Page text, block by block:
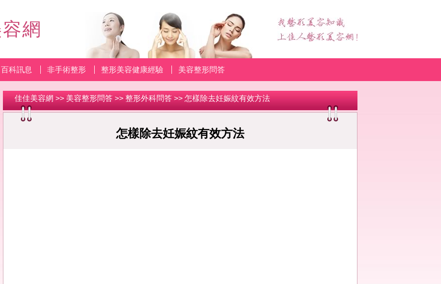
網
百科訊息 非手術整形 整形美容健康經驗 美容整形問答
佳佳美容網 >> 美容整形問答 >> 整形外科問答 >> 怎樣除去妊娠紋有效方法
怎樣除去妊娠紋有效方法